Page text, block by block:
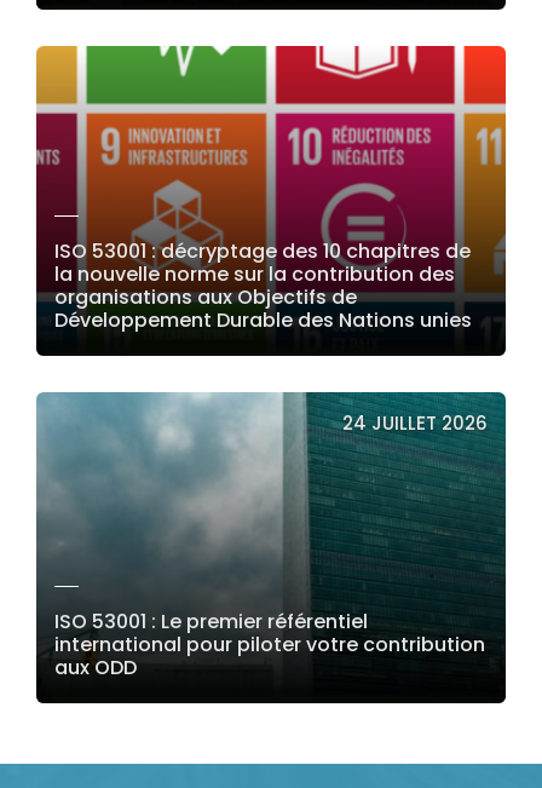
LIRE LA SUITE
ISO 53001 : décryptage des 10 chapitres de
la nouvelle norme sur la contribution des
organisations aux Objectifs de
Développement Durable des Nations unies
LIRE LA SUITE
24 JUILLET 2026
ISO 53001 : Le premier référentiel
international pour piloter votre contribution
aux ODD